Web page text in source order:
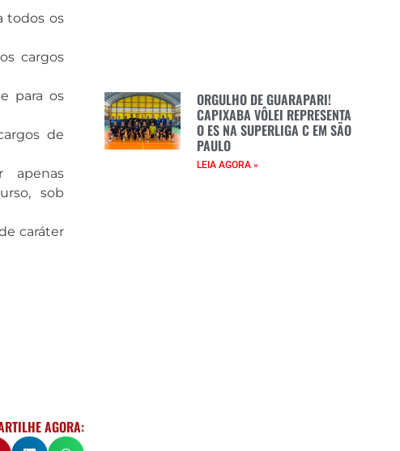
todos os
cargos
para os
de
apenas
sob
caráter
AGORA:
ORGULHO DE GUARAPARI!
CAPIXABA VÔLEI REPRESENTA
O ES NA SUPERLIGA C EM SÃO
PAULO
LEIA AGORA »